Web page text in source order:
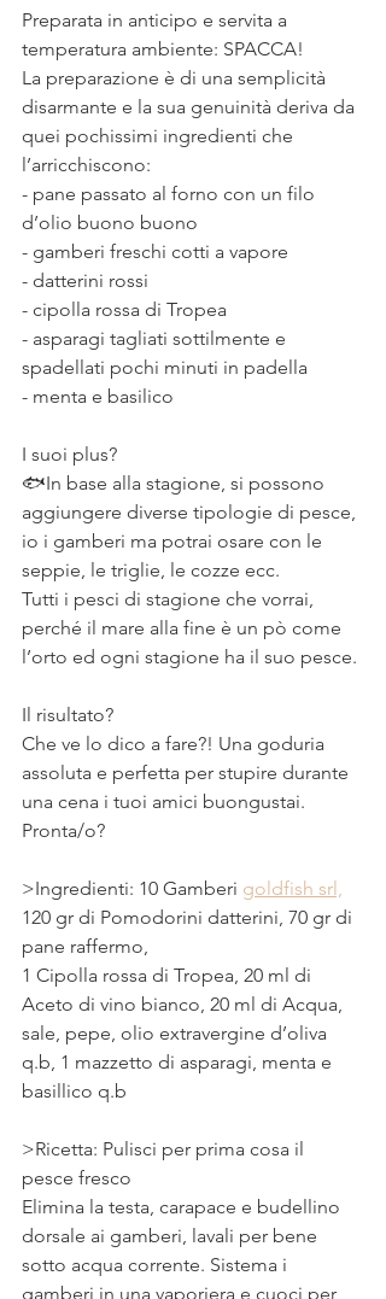
Preparata in anticipo e servita a
temperatura ambiente: SPACCA!
La preparazione è di una semplicità
disarmante e la sua genuinità deriva da
quei pochissimi ingredienti che
l’arricchiscono:
- pane passato al forno con un filo
d’olio buono buono
- gamberi freschi cotti a vapore
- datterini rossi
- cipolla rossa di Tropea
- asparagi tagliati sottilmente e
spadellati pochi minuti in padella
- menta e basilico
I suoi plus?
🐟In base alla stagione, si possono
aggiungere diverse tipologie di pesce,
io i gamberi ma potrai osare con le
seppie, le triglie, le cozze ecc.
Tutti i pesci di stagione che vorrai,
perché il mare alla fine è un pò come
l’orto ed ogni stagione ha il suo pesce.
Il risultato?
Che ve lo dico a fare?! Una goduria
assoluta e perfetta per stupire durante
una cena i tuoi amici buongustai.
Pronta/o?
>Ingredienti: 10 Gamberi goldfish srl,
120 gr di Pomodorini datterini, 70 gr di
pane raffermo,
1 Cipolla rossa di Tropea, 20 ml di
Aceto di vino bianco, 20 ml di Acqua,
sale, pepe, olio extravergine d’oliva
q.b, 1 mazzetto di asparagi, menta e
basillico q.b
>Ricetta: Pulisci per prima cosa il
pesce fresco
Elimina la testa, carapace e budellino
dorsale ai gamberi, lavali per bene
sotto acqua corrente. Sistema i
gamberi in una vaporiera e cuoci per